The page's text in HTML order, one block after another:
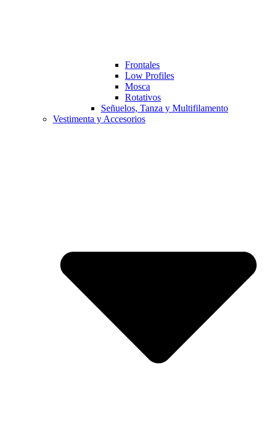
Frontales
Low Profiles
Mosca
Rotativos
Señuelos, Tanza y Multifilamento
Vestimenta y Accesorios